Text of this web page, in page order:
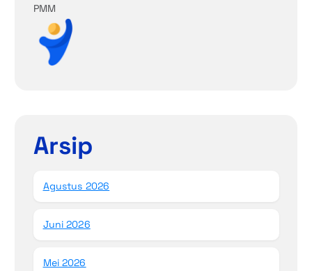
PMM
Arsip
Agustus 2026
Juni 2026
Mei 2026